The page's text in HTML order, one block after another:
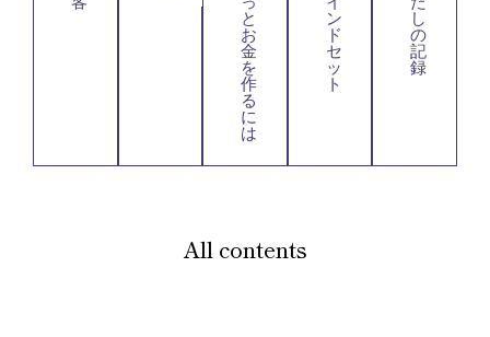
と
お
金
を
作
る
に
は
ン
ド
セ
ッ
ト
し
の
記
録
All contents